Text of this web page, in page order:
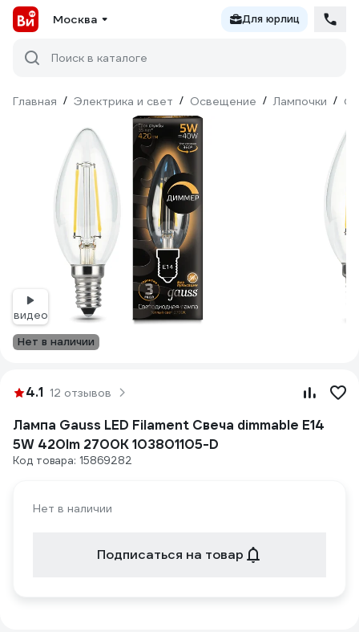
Москва Для юрлиц
Поиск в каталоге
Главная / Электрика и свет / Освещение / Лампочки /
видео
Нет в наличии
4.1 12 отзывов
Лампа Gauss LED Filament Свеча dimmable E14
5W 420lm 2700К 103801105-D
Код товара: 15869282
Нет в наличии
Подписаться на товар